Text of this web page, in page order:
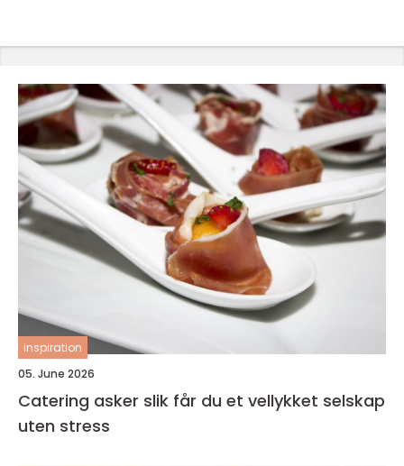
inspiration
05. June 2026
Catering asker slik får du et vellykket selskap
uten stress